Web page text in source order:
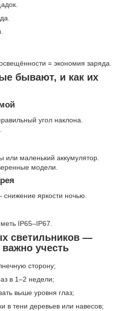
= экономия заряда.
бывают, и как их
угол наклона.
маленький аккумулятор.
модели.
яркости ночью.
IP65–IP67.
светильников —
учесть
сторону;
в 1–2 недели;
выше уровня глаз;
в тени деревьев или навесов;